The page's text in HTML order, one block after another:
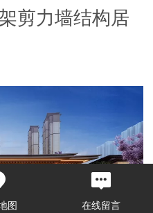
剪力墙结构居
图 在线留言